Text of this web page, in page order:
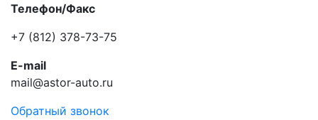
Телефон/Факс
+7 (812) 378-73-75
E-mail
mail@astor-auto.ru
Обратный звонок